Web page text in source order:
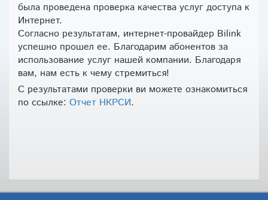
была проведена проверка качества услуг доступа к
Интернет.
Согласно результатам, интернет-провайдер Bilink
успешно прошел ее. Благодарим абонентов за
использование услуг нашей компании. Благодаря
вам, нам есть к чему стремиться!
С результатами проверки ви можете ознакомиться
по ссылке: Отчет НКРСИ.